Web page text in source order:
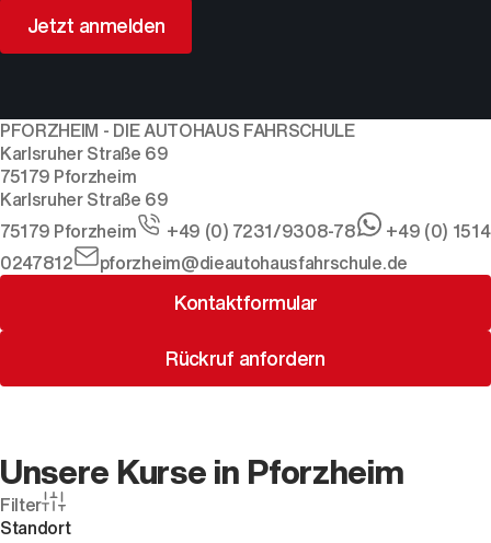
Jetzt anmelden
PFORZHEIM - DIE AUTOHAUS FAHRSCHULE
Karlsruher Straße 69
75179 Pforzheim
Karlsruher Straße 69
75179 Pforzheim +49 (0) 7231/9308-78
+49 (0) 1514
0247812
pforzheim@dieautohausfahrschule.de
Kontaktformular
Rückruf anfordern
Unsere Kurse in Pforzheim
Filter
Standort